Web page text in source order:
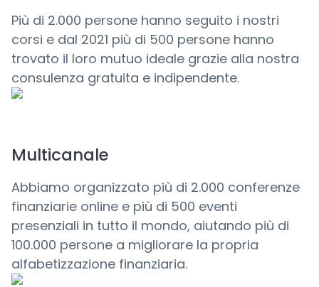
Più di 2.000 persone hanno seguito i nostri
corsi e dal 2021 più di 500 persone hanno
trovato il loro mutuo ideale grazie alla nostra
consulenza gratuita e indipendente.
Multicanale
Abbiamo organizzato più di 2.000 conferenze
finanziarie online e più di 500 eventi
presenziali in tutto il mondo, aiutando più di
100.000 persone a migliorare la propria
alfabetizzazione finanziaria.